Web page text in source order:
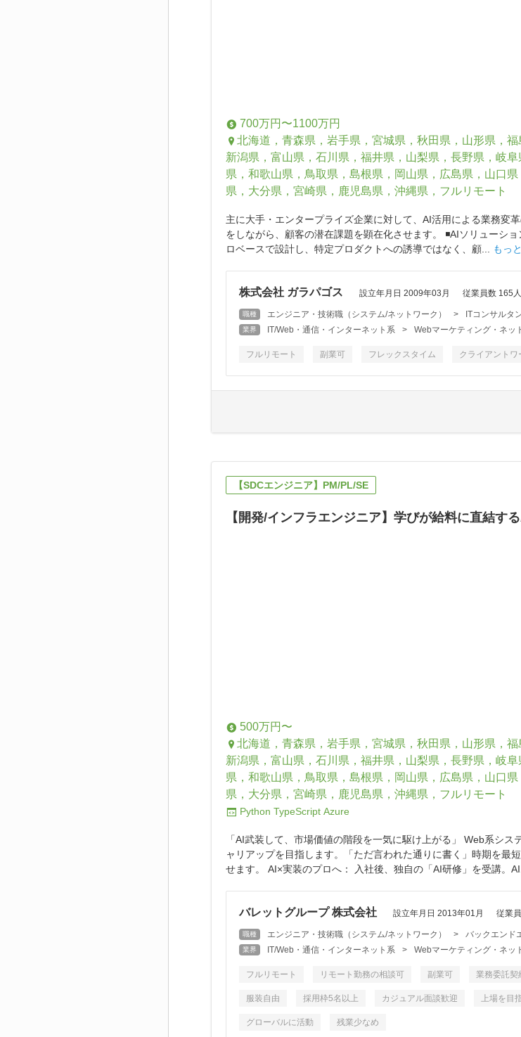
700万円〜1100万円
北海道，青森県，岩手県，宮城県，秋田県，山形県，
新潟県，富山県，石川県，福井県，山梨県，長野県，岐
県，和歌山県，鳥取県，島根県，岡山県，広島県，山口
県，大分県，宮崎県，鹿児島県，沖縄県，フルリモート
主に大手・エンタープライズ企業に対して、AI活用による業務変
をしながら、顧客の潜在課題を顕在化させます。 ◾️AIソリューシ
ロベースで設計し、特定プロダクトへの誘導ではなく、顧...
もっ
株式会社 ガラパゴス 設立年月日 2009年03月 従業員数 165人
職種 エンジニア・技術職（システム/ネットワーク） > ITコンサルタ
業界 IT/Web・通信・インターネット系 > Webマーケティング・ネッ
フルリモート 副業可 フレックスタイム クライアントワ
【SDCエンジニア】PM/PL/SE
【開発/インフラエンジニア】学びが給料に直結
500万円〜
北海道，青森県，岩手県，宮城県，秋田県，山形県，
新潟県，富山県，石川県，福井県，山梨県，長野県，岐
県，和歌山県，鳥取県，島根県，岡山県，広島県，山口
県，大分県，宮崎県，鹿児島県，沖縄県，フルリモート
Python TypeScript Azure
「AI武装して、市場価値の階段を一気に駆け上がる」 Web系シ
ャリアップを目指します。「ただ言われた通りに書く」時期を最
せます。 AI×実装のプロへ： 入社後、独自の「AI研修」を受講。
バレットグループ 株式会社 設立年月日 2013年01月 従業
職種 エンジニア・技術職（システム/ネットワーク） > バックエンド
業界 IT/Web・通信・インターネット系 > Webマーケティング・ネッ
フルリモート リモート勤務の相談可 副業可 業務委託契
服装自由 採用枠5名以上 カジュアル面談歓迎 上場を目
グローバルに活動 残業少なめ